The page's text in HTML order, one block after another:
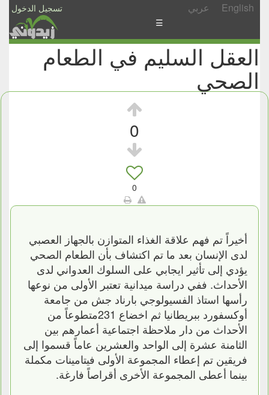
تسجيل الدخول عربي English
الأخبار
الأسئلة
والمشاركات
☰
العقل السليم في الطعام
الصحي
0
0
أخيراً تم فهم علاقة الغذاء المتوازن بالجهاز العصبي
لدى الإنسان بعد ما تم اكتشاف بأن الطعام الصحي
يؤدي إلى تأثير ايجابي على السلوك العدواني لدى
الأحداث. ففي دراسة ميدانية تعتبر الأولى من نوعها
رأسها استاذ الفسيولوجي بارناد جش من جامعة
أوكسفورد ببريطانيا ثم اخضاع 231متطوعاً من
الأحداث من دار ملاحظة اجتماعية أعمارهم بين
الثامنة عشرة إلى الواحد والعشرين عاماً قسموا إلى
فريقين تم إعطاء المجموعة الأولى فيتامينات مكملة
بينما أعطى المجموعة الأخرى أقراصاً فارغة.